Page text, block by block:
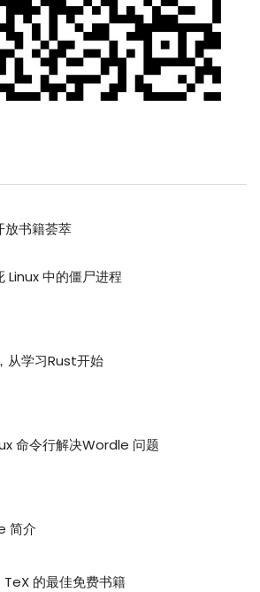
放书籍荟萃
Linux 中的僵尸进程
从学习Rust开始
命令行解决Wordle 问题
简介
TeX 的最佳免费书籍